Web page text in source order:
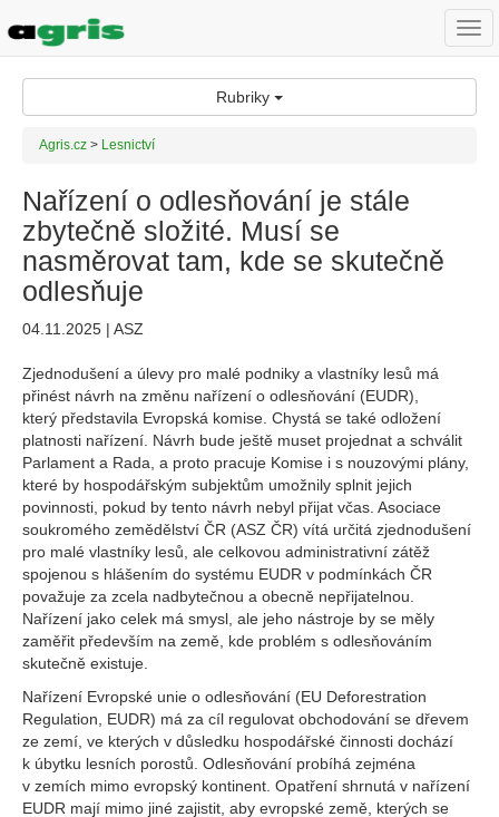
Rubriky
Agris.cz > Lesnictví
Nařízení o odlesňování je stále
zbytečně složité. Musí se
nasměrovat tam, kde se skutečně
odlesňuje
04.11.2025 | ASZ
Zjednodušení a úlevy pro malé podniky a vlastníky lesů má
přinést návrh na změnu nařízení o odlesňování (EUDR),
který představila Evropská komise. Chystá se také odložení
platnosti nařízení. Návrh bude ještě muset projednat a schválit
Parlament a Rada, a proto pracuje Komise i s nouzovými plány,
které by hospodářským subjektům umožnily splnit jejich
povinnosti, pokud by tento návrh nebyl přijat včas. Asociace
soukromého zemědělství ČR (ASZ ČR) vítá určitá zjednodušení
pro malé vlastníky lesů, ale celkovou administrativní zátěž
spojenou s hlášením do systému EUDR v podmínkách ČR
považuje za zcela nadbytečnou a obecně nepřijatelnou.
Nařízení jako celek má smysl, ale jeho nástroje by se měly
zaměřit především na země, kde problém s odlesňováním
skutečně existuje.
Nařízení Evropské unie o odlesňování (EU Deforestration
Regulation, EUDR) má za cíl regulovat obchodování se dřevem
ze zemí, ve kterých v důsledku hospodářské činnosti dochází
k úbytku lesních porostů. Odlesňování probíhá zejména
v zemích mimo evropský kontinent. Opatření shrnutá v nařízení
EUDR mají mimo jiné zajistit, aby evropské země, kterých se